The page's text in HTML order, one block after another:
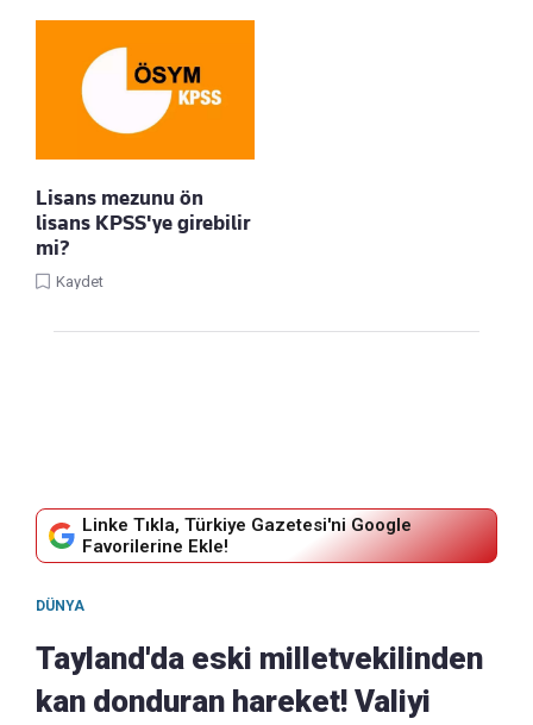
Lisans mezunu ön
lisans KPSS'ye girebilir
mi?
Kaydet
Linke Tıkla, Türkiye Gazetesi'ni Google
Favorilerine Ekle!
DÜNYA
Tayland'da eski milletvekilinden
kan donduran hareket! Valiyi